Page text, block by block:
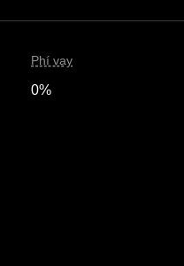
Phí vay
0%